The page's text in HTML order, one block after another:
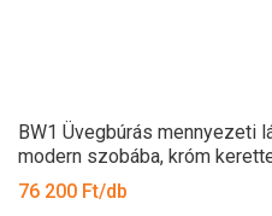
BW1 Üvegbúrás mennyezeti
modern szobába, króm
76 200 Ft/db